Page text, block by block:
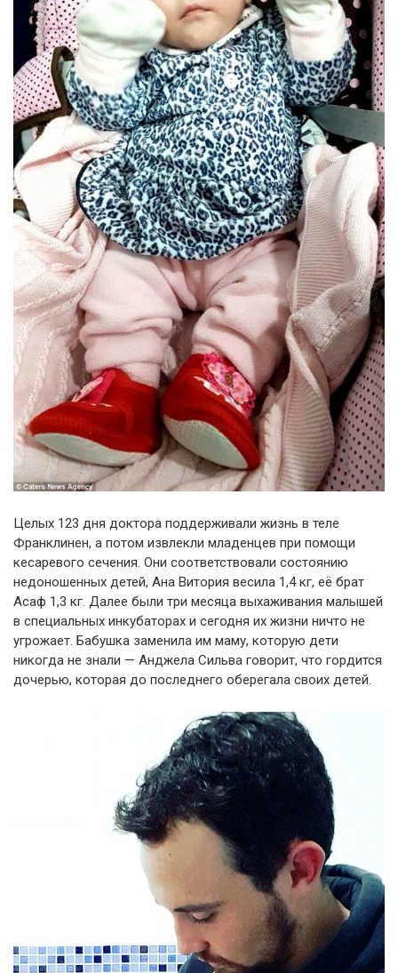
Целых 123 дня доктора поддерживали жизнь в теле
Франклинен, а потом извлекли младенцев при помощи
кесаревого сечения. Они соответствовали состоянию
недоношенных детей, Ана Витория весила 1,4 кг, её брат
Асаф 1,3 кг. Далее были три месяца выхаживания малышей
в специальных инкубаторах и сегодня их жизни ничто не
угрожает. Бабушка заменила им маму, которую дети
никогда не знали — Анджела Сильва говорит, что гордится
дочерью, которая до последнего оберегала своих детей.